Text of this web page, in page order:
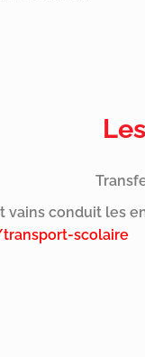
conduit les
scolaire